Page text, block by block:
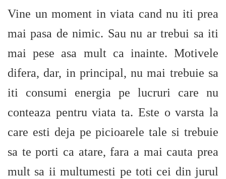
Vine un moment in viata cand nu iti prea
mai pasa de nimic. Sau nu ar trebui sa iti
mai pese asa mult ca inainte. Motivele
difera, dar, in principal, nu mai trebuie sa
iti consumi energia pe lucruri care nu
conteaza pentru viata ta. Este o varsta la
care esti deja pe picioarele tale si trebuie
sa te porti ca atare, fara a mai cauta prea
mult sa ii multumesti pe toti cei din jurul